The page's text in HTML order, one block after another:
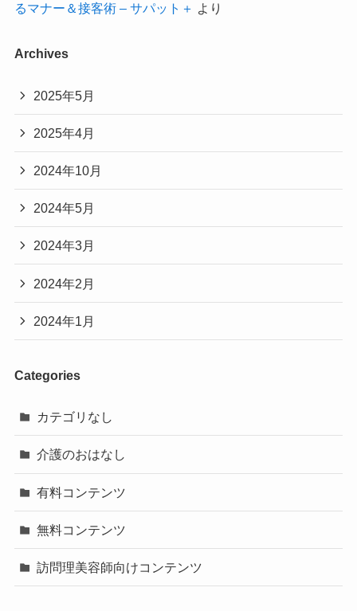
るマナー＆接客術 – サパット＋ より
Archives
2025年5月
2025年4月
2024年10月
2024年5月
2024年3月
2024年2月
2024年1月
Categories
カテゴリなし
介護のおはなし
有料コンテンツ
無料コンテンツ
訪問理美容師向けコンテンツ